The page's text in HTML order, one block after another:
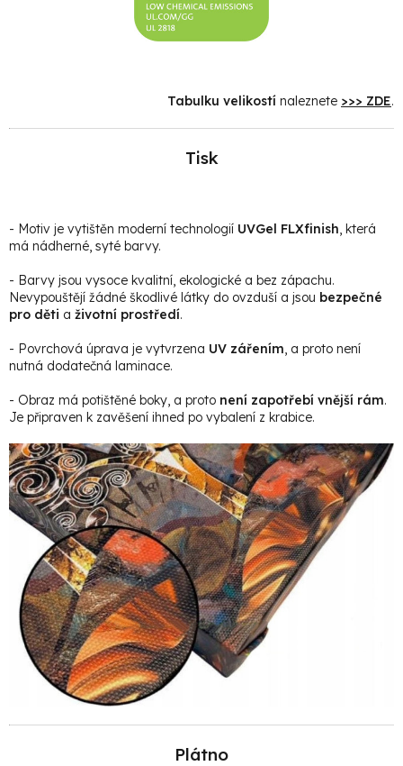
Tabulku velikostí naleznete >>> ZDE.
Tisk
- Motiv je vytištěn moderní technologií UVGel FLXfinish, která
má nádherné, syté barvy.
- Barvy jsou vysoce kvalitní, ekologické a bez zápachu.
Nevypouštějí žádné škodlivé látky do ovzduší a jsou bezpečné
pro děti a životní prostředí.
- Povrchová úprava je vytvrzena UV zářením, a proto není
nutná dodatečná laminace.
- Obraz má potištěné boky, a proto není zapotřebí vnější rám.
Je připraven k zavěšení ihned po vybalení z krabice.
Plátno